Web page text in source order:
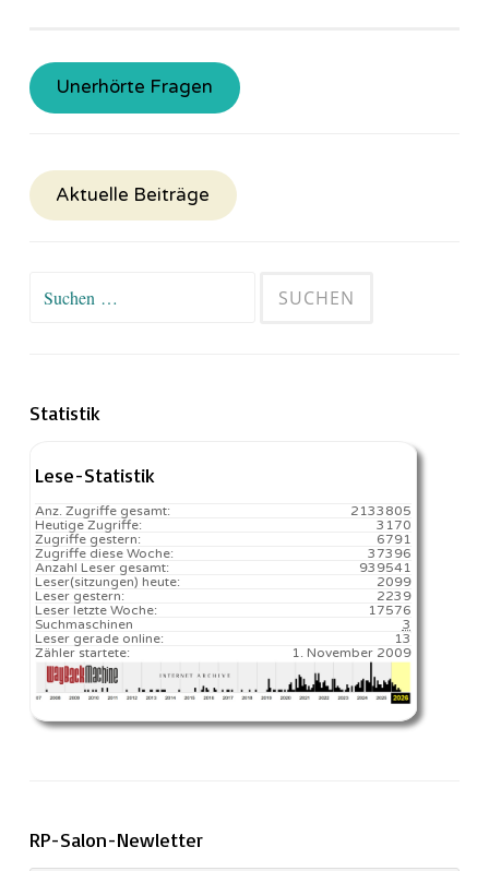
Unerhörte Fragen
Aktuelle Beiträge
Suchen
Statistik
Lese-Statistik
2133805
Anz. Zugriffe gesamt:
3170
Heutige Zugriffe:
6791
Zugriffe gestern:
37396
Zugriffe diese Woche:
939541
Anzahl Leser gesamt:
2099️
Leser(sitzungen) heute:
2239
Leser gestern:
17576️
Leser letzte Woche:
3
Suchmaschinen
13
Leser gerade online:
1. November 2009
Zähler startete:
RP-Salon-Newletter